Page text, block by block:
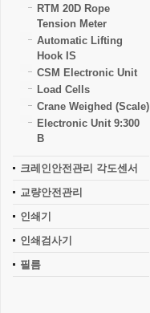
RTM 20D Rope
Tension Meter
Automatic Lifting
Hook IS
CSM Electronic Unit
Load Cells
Crane Weighed (Scale)
Electronic Unit 9:300
B
크레인안전관리 각도센서
교량안전관리
인쇄기
인쇄검사기
필름